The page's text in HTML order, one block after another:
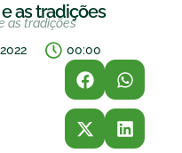
as tradições
as tradições
00:00